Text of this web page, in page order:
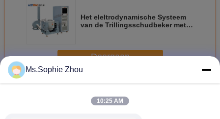
Het eleltrodynamische Systeem
van de Trillingsschudbeker met
Doorgaan
MeerTrillingsproefsysteem
Ms.Sophie Zhou
10:25 AM